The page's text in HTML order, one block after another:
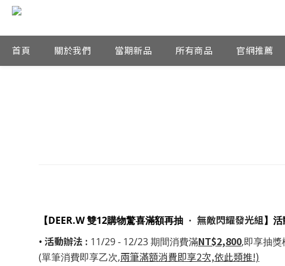
首頁 關於我們 當期新品 所有商品 官網推薦
【DEER.W 雙12購物驚喜滿額再抽 • 無敵閃耀發光組】
• 活動辦法 : 11/29 - 12/23 期間消費滿NT$2,800,即享抽
(單筆消費即享乙次,兩筆滿額消費即享2次,依此類推!)